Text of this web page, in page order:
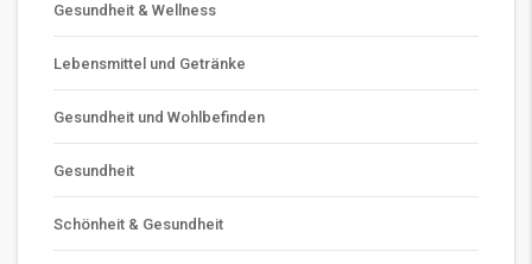
Gesundheit & Wellness
Lebensmittel und Getränke
Gesundheit und Wohlbefinden
Gesundheit
Schönheit & Gesundheit